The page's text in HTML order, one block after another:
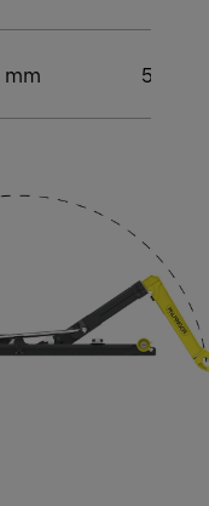
mm 5.000